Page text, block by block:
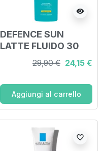
visibility
DEFENCE SUN
LATTE FLUIDO 30
200 ML
29,90 € 24,15 €
Aggiungi al carrello
favorite_border